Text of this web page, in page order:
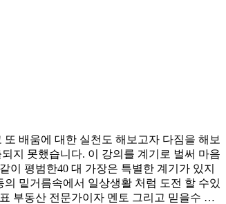
배움에 대한 실천도 해보고자 다짐을 해보
지 못했습니다. 이 강의를 계기로 벌써 마음
평범한40 대 가장은 특별한 계기가 있지
밑거름속에서 일상생활 처럼 도전 할 수있
부동산 전문가이자 멘토 그리고 믿을수 있